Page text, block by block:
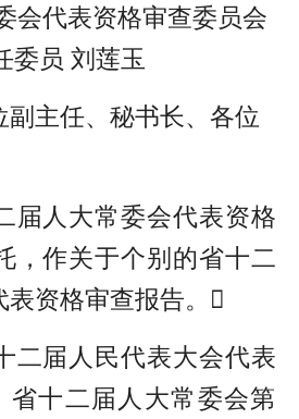
代表资格审查委员会
委员 刘莲玉
主任、秘书长、各位
人大常委会代表资格
，作关于个别的省十二
表资格审查报告。
届人民代表大会代表
省十二届人大常委会第